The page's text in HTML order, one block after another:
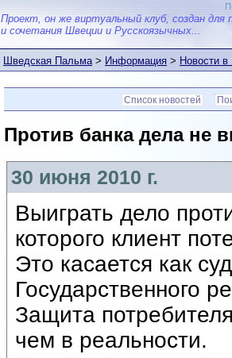
Проект, он же виртуальный клуб, создан для
и сочетания Швеции и Русскоязычных...
Шведская Пальма>Информация>Новости
Список новостей
Против банка дела не
30 июня 2010 г.
Выиграть дело
которого клиент
Это касается как
Государственного
Защита
чем в реальности.